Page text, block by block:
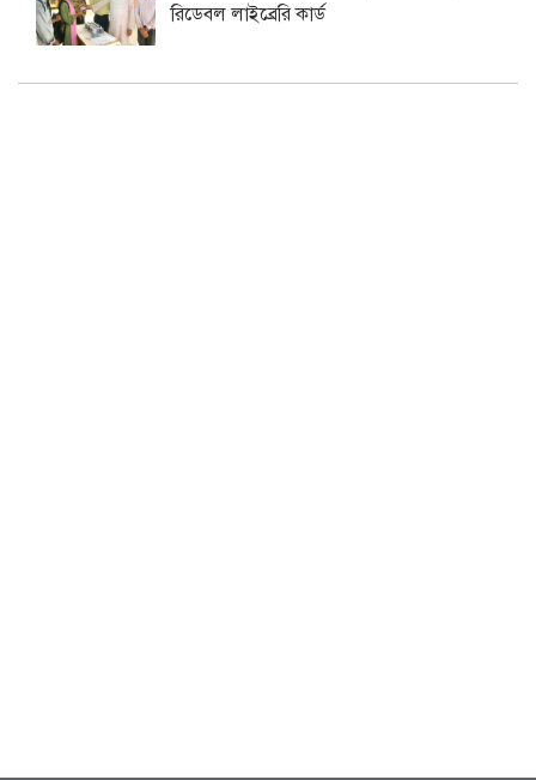
রিডেবল লাইব্রেরি কার্ড